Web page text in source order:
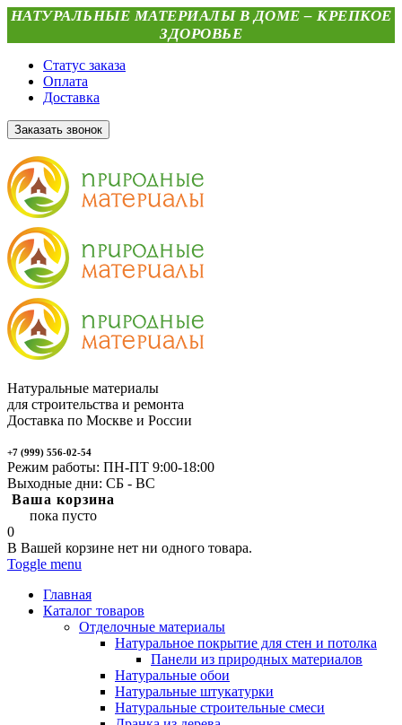
НАТУРАЛЬНЫЕ МАТЕРИАЛЫ В ДОМЕ – КРЕПКОЕ
ЗДОРОВЬЕ
Статус заказа
Оплата
Доставка
Заказать звонок
Натуральные материалы
для строительства и ремонта
Доставка по Москве и России
+7 (999) 556-02-54
Режим работы: ПН-ПТ 9:00-18:00
Выходные дни: СБ - ВС
Ваша корзина
пока пусто
0
В Вашей корзине нет ни одного товара.
Toggle menu
Главная
Каталог товаров
Отделочные материалы
Натуральное покрытие для стен и потолка
Панели из природных материалов
Натуральные обои
Натуральные штукатурки
Натуральные строительные смеси